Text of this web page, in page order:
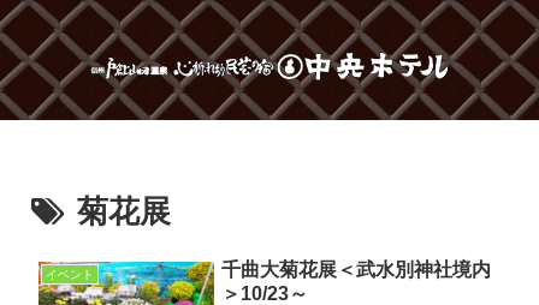
菊花展
イベント
千曲大菊花展＜武水別神社境内
＞10/23～